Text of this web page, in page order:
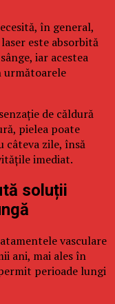
în general,
este absorbită
iar acestea
de căldură
pielea poate
câteva zile, însă
imediat.
soluții
vasculare
ani, mai ales în
perioade lungi